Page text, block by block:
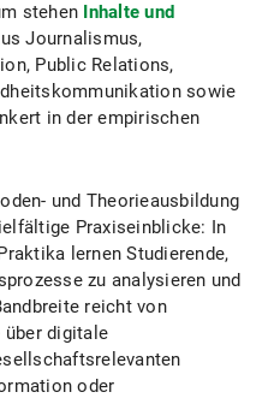
stehen Inhalte und
Journalismus,
Public Relations,
sowie
in der empirischen
und Theorieausbildung
Praxiseinblicke: In
lernen Studierende,
zu analysieren und
reicht von
digitale
oder